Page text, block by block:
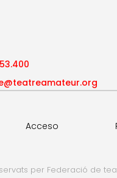
Acceso
per Federació de